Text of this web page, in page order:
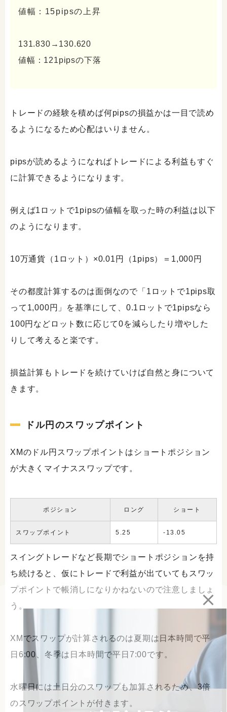
値幅：15pipsの上昇
131.830→130.620
値幅：121pipsの下落
トレードの経験を積めば何pipsの損益かは一目で読め
るようになるため心配はいりません。
pipsが読めるようになればトレードによる利益もすぐ
に計算できるようになります。
例えば1ロットで1pipsの値幅を取った時の利益は以下
のようになります。
10万通貨（1ロット）×0.01円（1pips）＝1,000円
その都度計算するのは面倒なので「1ロットで1pips取
って1,000円」を基準にして、0.1ロットで1pipsなら
100円などロット数に応じて0を減らしたり増やした
りして考えると楽です。
損益計算もトレードを続けていけば自然と身について
きます。
ドル円のスワップポイント
XMのドル円スワップポイントはショートポジション
が大きくマイナススワップです。
ポジション ロング ショート
スワップポイント 5.25 -13.05
スイングトレードなど長期でショートポジションを持
ち続けると、仮にトレードで利益が出ていてもスワッ
プポイントで帳消しになりかねないので注意しましょ
う。
XMでスワップが計算されるのは夏期は日本時間で平
日6:00、冬季は日本時間で平日7:00です。
水曜日には土日分のスワップも加算されるため、3倍
のスワップポイントが付きます。